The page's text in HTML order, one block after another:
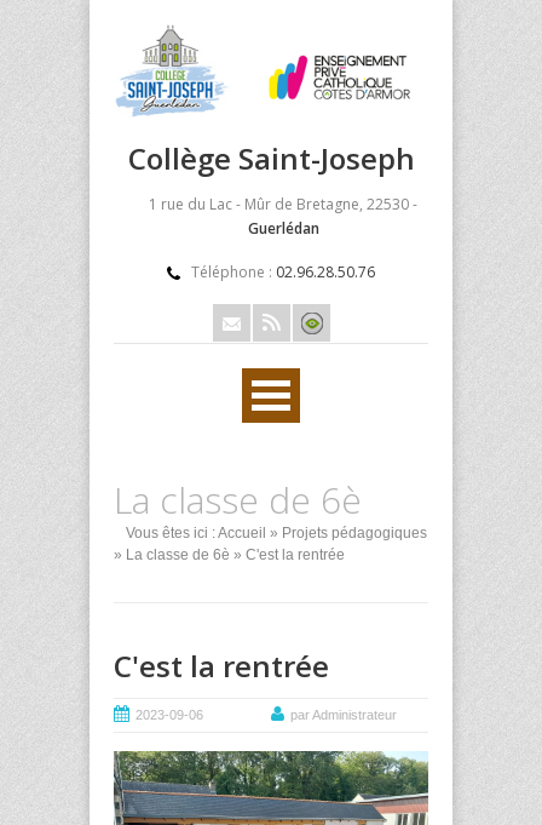
Collège Saint-Joseph
1 rue du Lac - Mûr de Bretagne, 22530 -
Guerlédan
Téléphone : 02.96.28.50.76
La classe de 6è
Vous êtes ici :Accueil » Projets pédagogiques
» La classe de 6è » C'est la rentrée
C'est la rentrée
2023-09-06 par Administrateur